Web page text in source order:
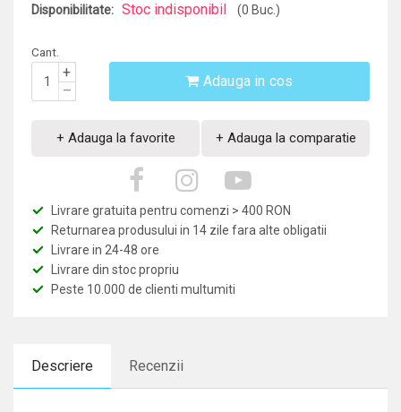
Disponibilitate: Stoc indisponibil (0 Buc.)
Cant.
+
–
Adauga in cos
+ Adauga la favorite + Adauga la comparatie
Livrare gratuita pentru comenzi > 400 RON
Returnarea produsului in 14 zile fara alte obligatii
Livrare in 24-48 ore
Livrare din stoc propriu
Peste 10.000 de clienti multumiti
Descriere Recenzii